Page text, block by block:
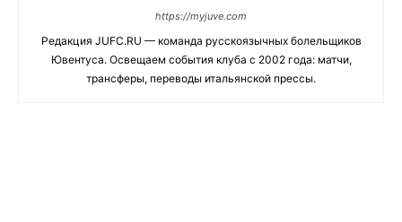
https://myjuve.com
Редакция JUFC.RU — команда русскоязычных болельщиков
Ювентуса. Освещаем события клуба с 2002 года: матчи,
трансферы, переводы итальянской прессы.